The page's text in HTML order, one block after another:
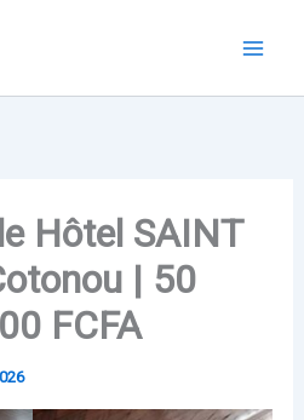
Hôtel SAINT
| 50
FCFA